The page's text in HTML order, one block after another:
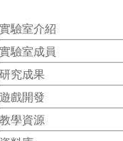
實驗室介紹
實驗室成員
研究成果
遊戲開發
教學資源